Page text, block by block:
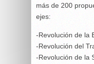
más de 200
ejes:
-Revolución de la
-Revolución del
-Revolución de la